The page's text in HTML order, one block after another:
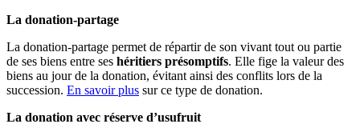
La donation-partage
La donation-partage permet de répartir de son vivant tout ou partie
de ses biens entre ses héritiers présomptifs. Elle fige la valeur des
biens au jour de la donation, évitant ainsi des conflits lors de la
succession. En savoir plus sur ce type de donation.
La donation avec réserve d’usufruit